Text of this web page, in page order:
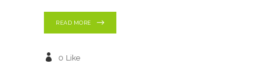
READ MORE
0 Like